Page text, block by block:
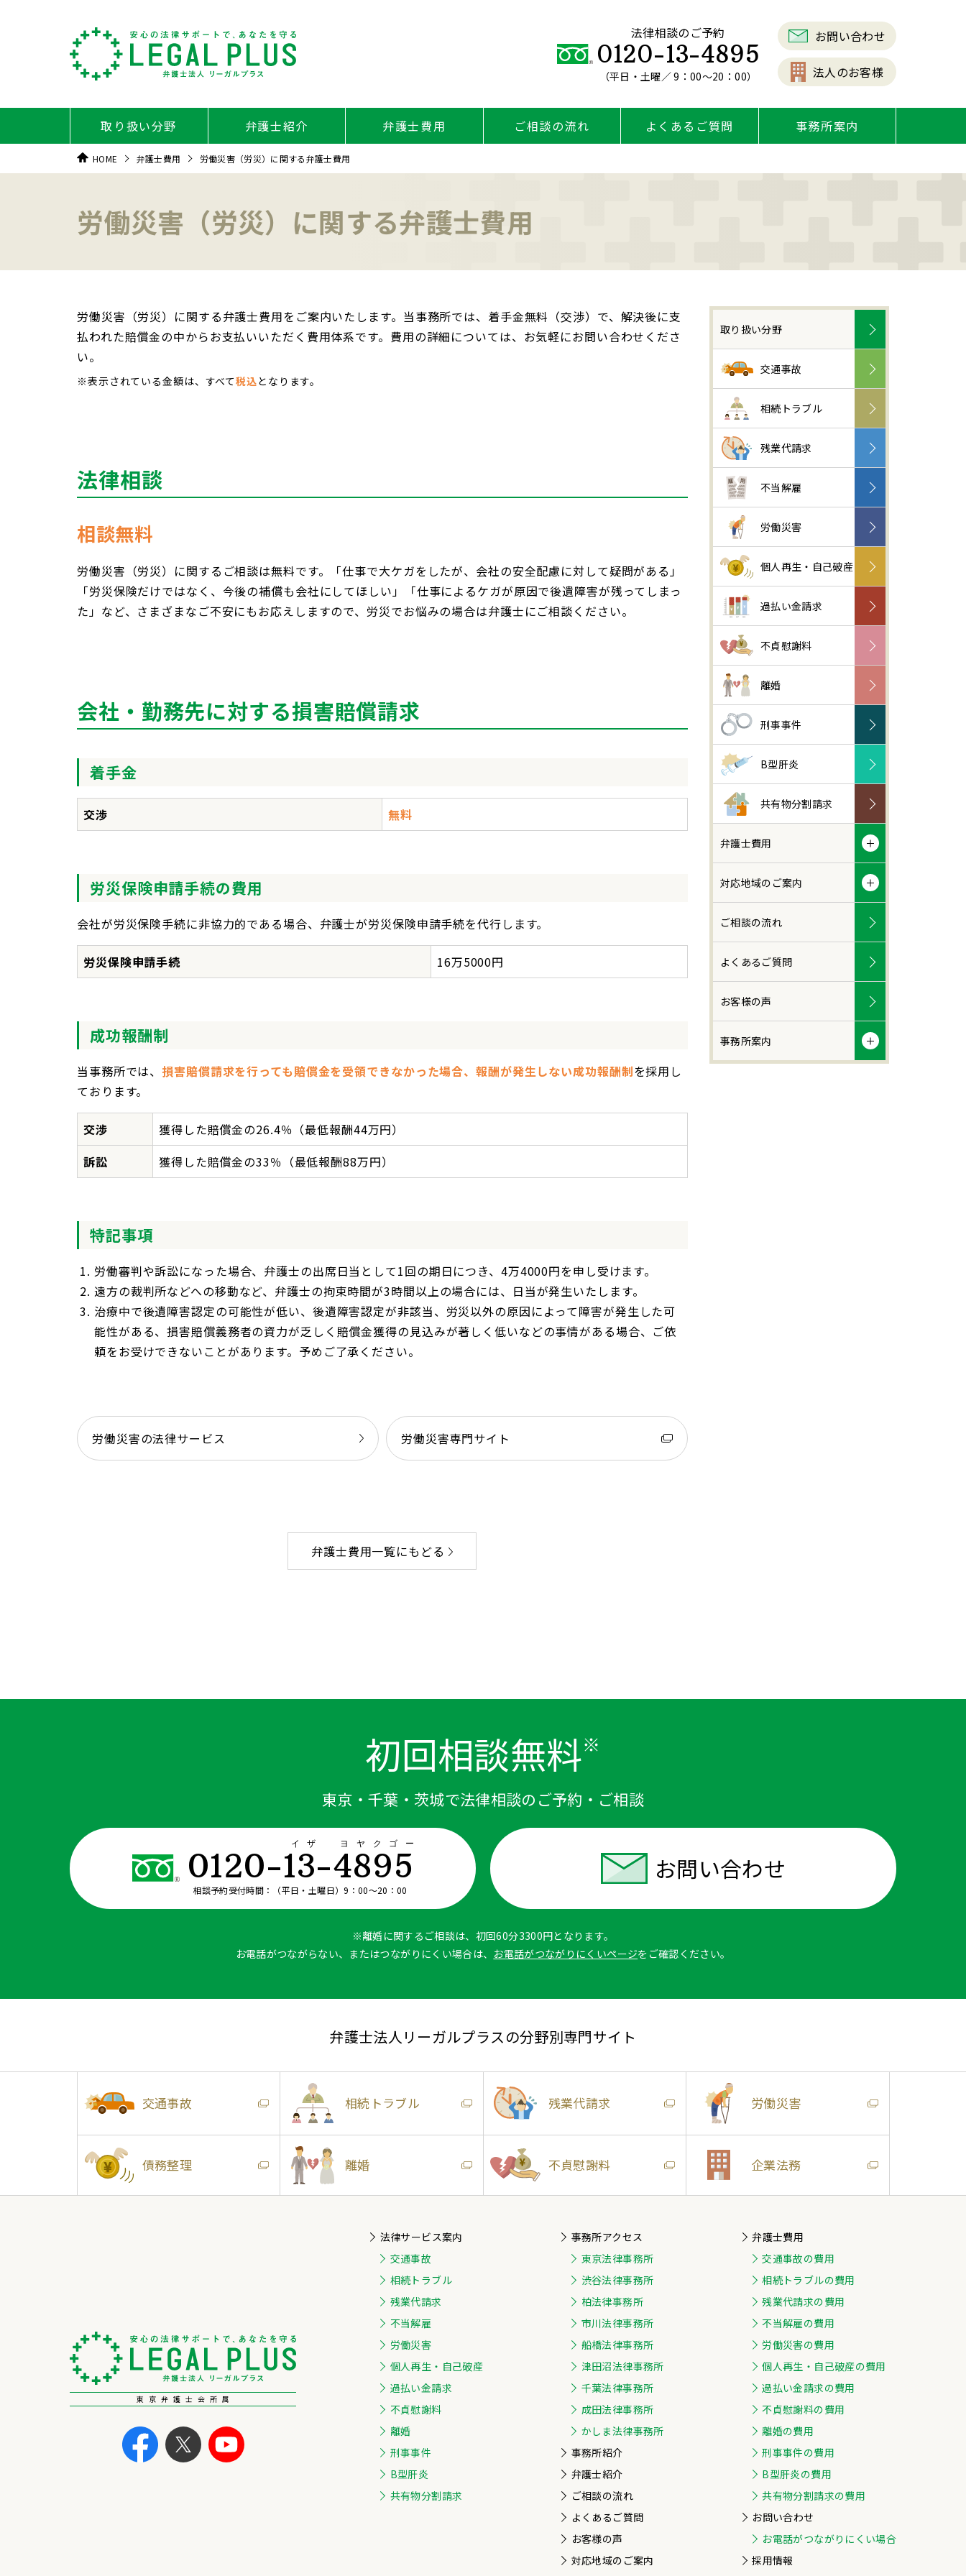
法律相談のご予約
0120-13-4895
（平日・土曜／ 9：00～20：00）
お問い合わせ
法人のお客様
取り扱い分野 弁護士紹介 弁護士費用 ご相談の流れ よくあるご質問 事務所案内
HOME 弁護士費用 労働災害（労災）に関する弁護士費用
労働災害（労災）に関する弁護士費用
労働災害（労災）に関する弁護士費用をご案内いたします。当事務所では、着手金無料（交渉）で、解決後に支
払われた賠償金の中からお支払いいただく費用体系です。費用の詳細については、お気軽にお問い合わせくださ
い。
※表示されている金額は、すべて税込となります。
法律相談
相談無料
労働災害（労災）に関するご相談は無料です。「仕事で大ケガをしたが、会社の安全配慮に対して疑問がある」
「労災保険だけではなく、今後の補償も会社にしてほしい」「仕事によるケガが原因で後遺障害が残ってしまっ
た」など、さまざまなご不安にもお応えしますので、労災でお悩みの場合は弁護士にご相談ください。
会社・勤務先に対する損害賠償請求
着手金
交渉 無料
労災保険申請手続の費用
会社が労災保険手続に非協力的である場合、弁護士が労災保険申請手続を代行します。
労災保険申請手続 16万5000円
成功報酬制
当事務所では、損害賠償請求を行っても賠償金を受領できなかった場合、報酬が発生しない成功報酬制を採用し
ております。
交渉
獲得した賠償金の26.4％（最低報酬44万円）
訴訟
獲得した賠償金の33％（最低報酬88万円）
特記事項
労働審判や訴訟になった場合、弁護士の出席日当として1回の期日につき、4万4000円を申し受けます。
遠方の裁判所などへの移動など、弁護士の拘束時間が3時間以上の場合には、日当が発生いたします。
治療中で後遺障害認定の可能性が低い、後遺障害認定が非該当、労災以外の原因によって障害が発生した可
能性がある、損害賠償義務者の資力が乏しく賠償金獲得の見込みが著しく低いなどの事情がある場合、ご依
頼をお受けできないことがあります。予めご了承ください。
労働災害の法律サービス 労働災害専門サイト
弁護士費用一覧にもどる
取り扱い分野
交通事故
相続トラブル
残業代請求
不当解雇
労働災害
個人再生・自己破産
過払い金請求
不貞慰謝料
離婚
刑事事件
B型肝炎
共有物分割請求
弁護士費用
対応地域のご案内
ご相談の流れ
よくあるご質問
お客様の声
事務所案内
初回相談無料※
東京・千葉・茨城で法律相談のご予約・ご相談
0120-13-4895
イザ ヨヤクゴー
相談予約受付時間：（平日・土曜日）9：00〜20：00
お問い合わせ
※離婚に関するご相談は、初回60分3300円となります。
お電話がつながらない、またはつながりにくい場合は、 お電話がつながりにくいページをご確認ください。
弁護士法人リーガルプラスの分野別専門サイト
交通事故 相続トラブル 残業代請求 労働災害
債務整理 離婚 不貞慰謝料 企業法務
東京弁護士会所属
法律サービス案内
交通事故
相続トラブル
残業代請求
不当解雇
労働災害
個人再生・自己破産
過払い金請求
不貞慰謝料
離婚
刑事事件
B型肝炎
共有物分割請求
事務所アクセス
東京法律事務所
渋谷法律事務所
柏法律事務所
市川法律事務所
船橋法律事務所
津田沼法律事務所
千葉法律事務所
成田法律事務所
かしま法律事務所
事務所紹介
弁護士紹介
ご相談の流れ
よくあるご質問
お客様の声
対応地域のご案内
弁護士費用
交通事故の費用
相続トラブルの費用
残業代請求の費用
不当解雇の費用
労働災害の費用
個人再生・自己破産の費用
過払い金請求の費用
不貞慰謝料の費用
離婚の費用
刑事事件の費用
B型肝炎の費用
共有物分割請求の費用
お問い合わせ
お電話がつながりにくい場合
採用情報